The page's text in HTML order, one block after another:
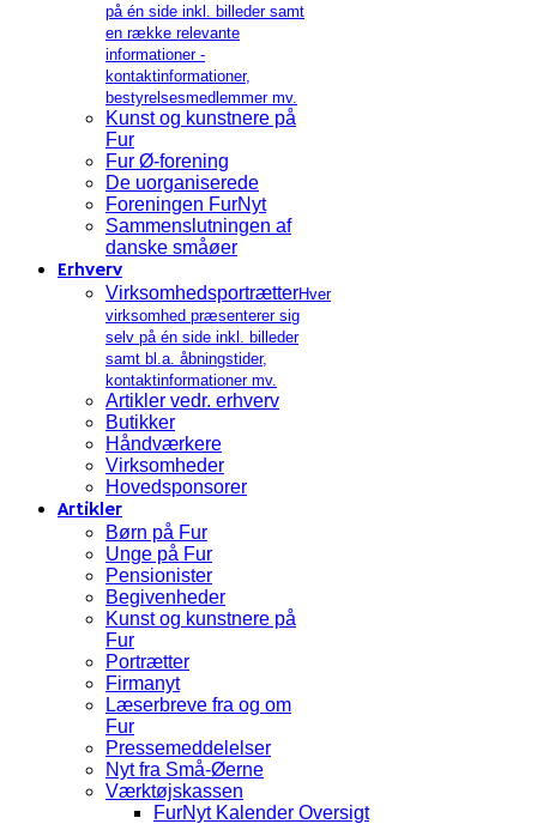
på én side inkl. billeder samt
en række relevante
informationer -
kontaktinformationer,
bestyrelsesmedlemmer mv.
Kunst og kunstnere på
Fur
Fur Ø-forening
De uorganiserede
Foreningen FurNyt
Sammenslutningen af
danske småøer
Erhverv
VirksomhedsportrætterHver
virksomhed præsenterer sig
selv på én side inkl. billeder
samt bl.a. åbningstider,
kontaktinformationer mv.
Artikler vedr. erhverv
Butikker
Håndværkere
Virksomheder
Hovedsponsorer
Artikler
Børn på Fur
Unge på Fur
Pensionister
Begivenheder
Kunst og kunstnere på
Fur
Portrætter
Firmanyt
Læserbreve fra og om
Fur
Pressemeddelelser
Nyt fra Små-Øerne
Værktøjskassen
FurNyt Kalender Oversigt